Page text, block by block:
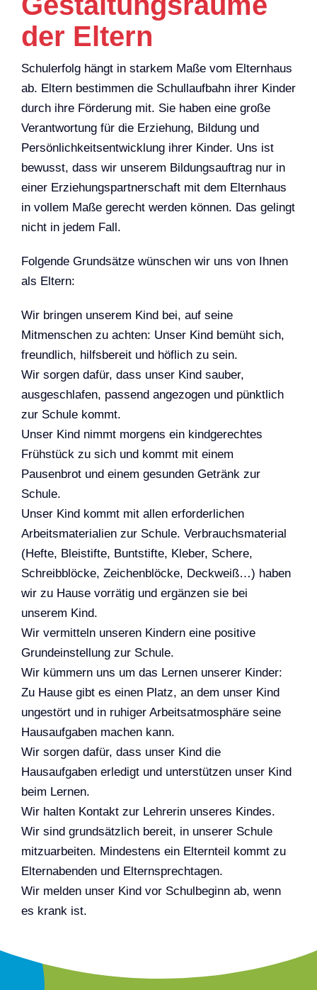
der Eltern
Schulerfolg hängt in starkem Maße vom Elternhaus
ab. Eltern bestimmen die Schullaufbahn ihrer Kinder
durch ihre Förderung mit. Sie haben eine große
Verantwortung für die Erziehung, Bildung und
Persönlichkeitsentwicklung ihrer Kinder. Uns ist
bewusst, dass wir unserem Bildungsauftrag nur in
einer Erziehungspartnerschaft mit dem Elternhaus
in vollem Maße gerecht werden können. Das gelingt
nicht in jedem Fall.
Folgende Grundsätze wünschen wir uns von Ihnen
als Eltern:
Wir bringen unserem Kind bei, auf seine
Mitmenschen zu achten: Unser Kind bemüht sich,
freundlich, hilfsbereit und höflich zu sein.
Wir sorgen dafür, dass unser Kind sauber,
ausgeschlafen, passend angezogen und pünktlich
zur Schule kommt.
Unser Kind nimmt morgens ein kindgerechtes
Frühstück zu sich und kommt mit einem
Pausenbrot und einem gesunden Getränk zur
Schule.
Unser Kind kommt mit allen erforderlichen
Arbeitsmaterialien zur Schule. Verbrauchsmaterial
(Hefte, Bleistifte, Buntstifte, Kleber, Schere,
Schreibblöcke, Zeichenblöcke, Deckweiß…) haben
wir zu Hause vorrätig und ergänzen sie bei
unserem Kind.
Wir vermitteln unseren Kindern eine positive
Grundeinstellung zur Schule.
Wir kümmern uns um das Lernen unserer Kinder:
Zu Hause gibt es einen Platz, an dem unser Kind
ungestört und in ruhiger Arbeitsatmosphäre seine
Hausaufgaben machen kann.
Wir sorgen dafür, dass unser Kind die
Hausaufgaben erledigt und unterstützen unser Kind
beim Lernen.
Wir halten Kontakt zur Lehrerin unseres Kindes.
Wir sind grundsätzlich bereit, in unserer Schule
mitzuarbeiten. Mindestens ein Elternteil kommt zu
Elternabenden und Elternsprechtagen.
Wir melden unser Kind vor Schulbeginn ab, wenn
es krank ist.